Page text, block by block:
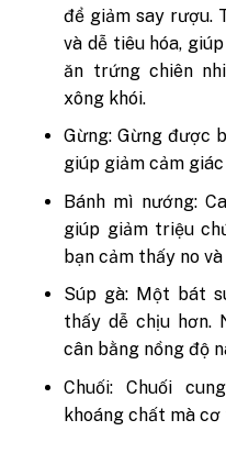
để giảm say rượu.
và dễ tiêu hóa,
ăn trứng chiên
xông khói.
Gừng: Gừng được
giúp giảm cảm giác
Bánh mì nướng:
giúp giảm triệu
bạn cảm thấy no
Súp gà: Một bát
thấy dễ chịu hơn.
cân bằng nồng độ
Chuối: Chuối
khoáng chất mà